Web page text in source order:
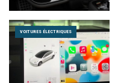
VOITURES ÉLECTRIQUES